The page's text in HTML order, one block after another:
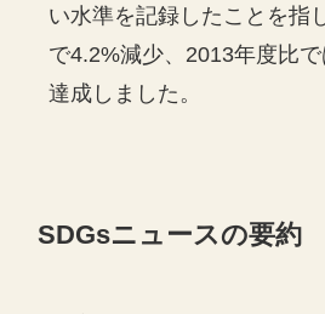
い水準を記録したことを指
で4.2%減少、2013年度比
達成しました。
SDGsニュースの要約